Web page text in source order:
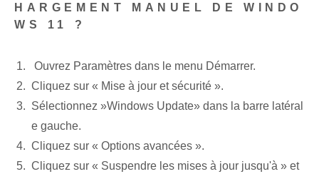
HARGEMENT MANUEL DE WINDO
WS 11 ?
⁣ Ouvrez Paramètres ⁢dans le menu Démarrer.
Cliquez sur « Mise à jour et sécurité ».
Sélectionnez ‌»Windows Update» dans la barre latéral
e gauche.
Cliquez sur « Options avancées ».
Cliquez sur « Suspendre les mises à jour jusqu'à » et